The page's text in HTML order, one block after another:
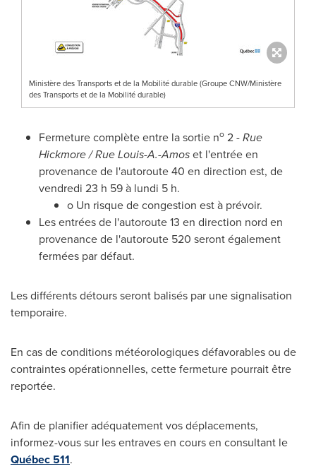
Ministère des Transports et de la Mobilité durable (Groupe CNW/Ministère
des Transports et de la Mobilité durable)
Fermeture complète entre la sortie no 2 -Rue
Hickmore / Rue Louis-A.-Amoset l'entrée en
provenance de l'autoroute 40 en direction est, de
vendredi 23 h 59 à lundi 5 h.
o Un risque de congestion est à prévoir.
Les entrées de l'autoroute 13 en direction nord en
provenance de l'autoroute 520 seront également
fermées par défaut.
Les différents détours seront balisés par une signalisation
temporaire.
En cas de conditions météorologiques défavorables ou de
contraintes opérationnelles, cette fermeture pourrait être
reportée.
Afin de planifier adéquatement vos déplacements,
informez-vous sur les entraves en cours en consultant le
Québec 511.